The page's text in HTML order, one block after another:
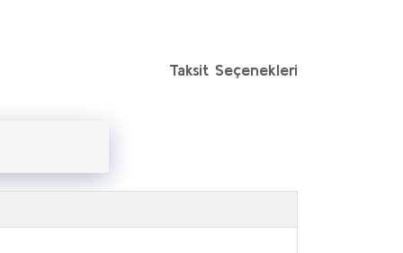
Taksit Seçenekleri